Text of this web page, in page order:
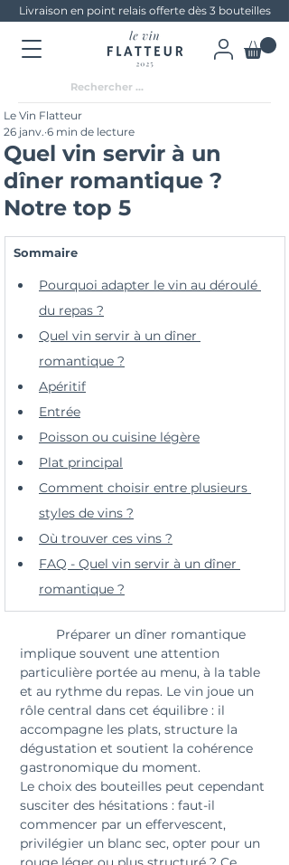
Livraison en point relais offerte dès 3 bouteilles
Quel vin servir à un
dîner romantique ?
Notre top 5
Le Vin Flatteur
26 janv. 6 min de lecture
Sommaire
Pourquoi adapter le vin au déroulé
du repas ?
Quel vin servir à un dîner
romantique ?
Apéritif
Entrée
Poisson ou cuisine légère
Plat principal
Comment choisir entre plusieurs
styles de vins ?
Où trouver ces vins ?
FAQ - Quel vin servir à un dîner
romantique ?
implique souvent une attention
particulière portée au menu, à la table
et au rythme du repas. Le vin joue un
rôle central dans cet équilibre : il
accompagne les plats, structure la
dégustation et soutient la cohérence
gastronomique du moment.
Le choix des bouteilles peut cependant
susciter des hésitations : faut-il
commencer par un effervescent,
privilégier un blanc sec, opter pour un